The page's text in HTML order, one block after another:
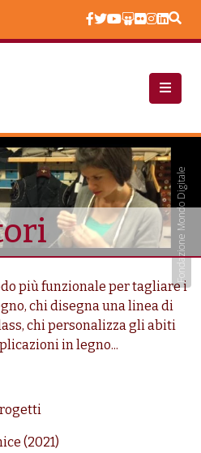
Beneficiari
Fondazione Mondo Digitale
più funzionale per tagliare i
chi disegna una linea di
chi personalizza gli abiti
in legno...
(2021)